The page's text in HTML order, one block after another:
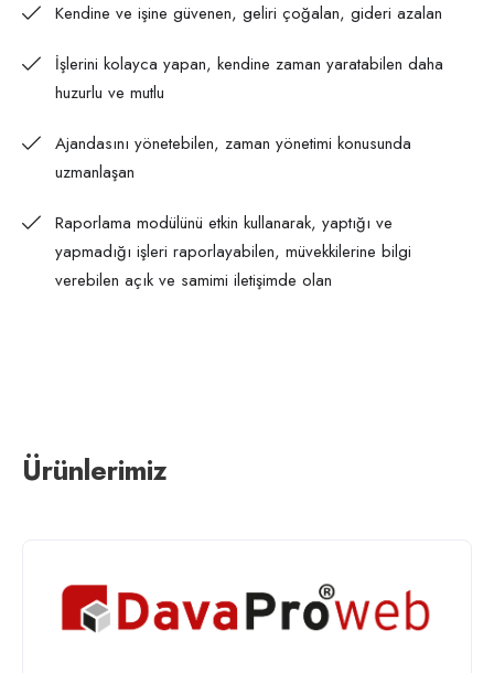
Kendine ve işine güvenen, geliri çoğalan, gideri azalan
İşlerini kolayca yapan, kendine zaman yaratabilen daha
huzurlu ve mutlu
Ajandasını yönetebilen, zaman yönetimi konusunda
uzmanlaşan
Raporlama modülünü etkin kullanarak, yaptığı ve
yapmadığı işleri raporlayabilen, müvekkilerine bilgi
verebilen açık ve samimi iletişimde olan
Ürünlerimiz